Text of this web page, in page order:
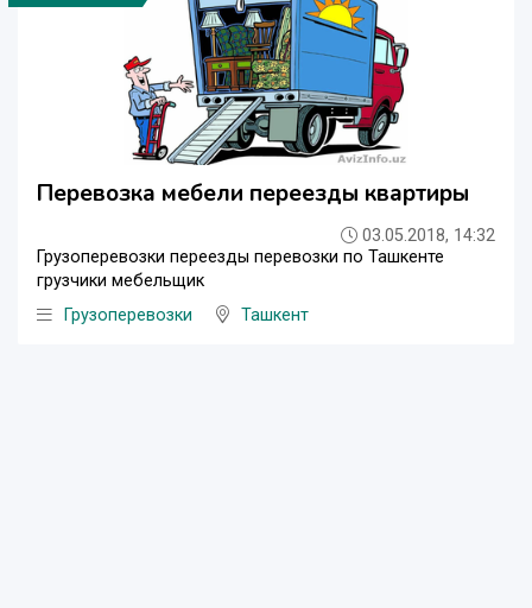
Перевозка мебели переезды квартиры
03.05.2018, 14:32
Грузоперевозки переезды перевозки по Ташкенте
грузчики мебельщик
Грузоперевозки
Ташкент